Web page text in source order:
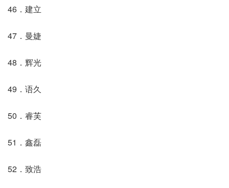
46．建立
47．曼婕
48．辉光
49．语久
50．睿芙
51．鑫磊
52．致浩